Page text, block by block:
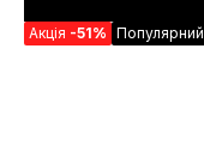
Акція -51% Популярний